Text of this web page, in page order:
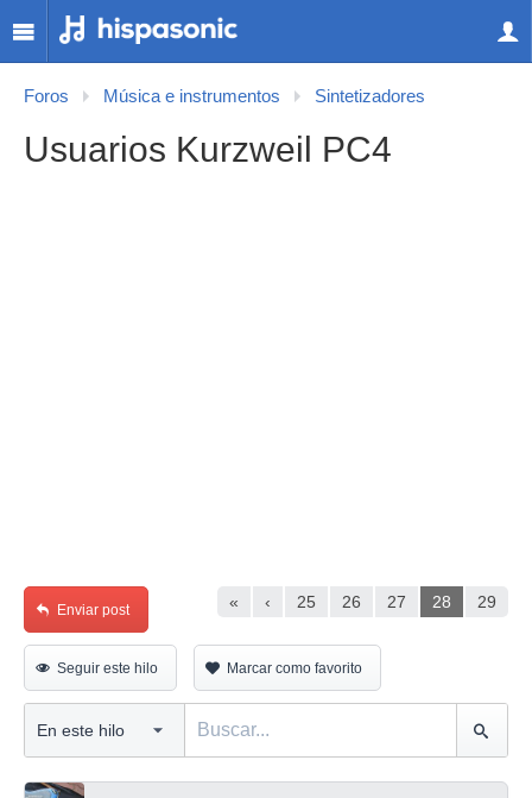
Foros Música e instrumentos Sintetizadores
Usuarios Kurzweil PC4
« ‹ 25 26 27 28 29
Enviar post
Seguir este hilo Marcar como favorito